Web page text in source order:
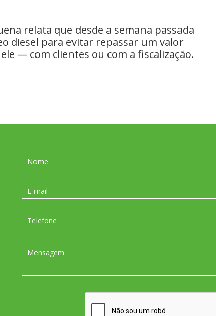
relata que desde a semana passada
diesel para evitar repassar um valor
— com clientes ou com a fiscalização.